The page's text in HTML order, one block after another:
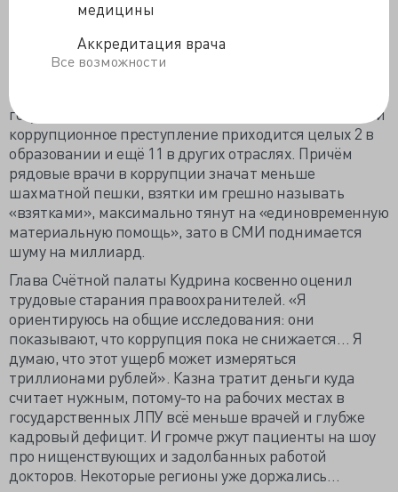
медицины
Аккредитация врача
Все возможности
беспокоит состояние и здоровье медработников,
Заместитель главы СК Игорь Краснов считает
поддерживающим всё прочее коррупционное в
государстве. На одно выявленное в здравоохранении
коррупционное преступление приходится целых 2 в
образовании и ещё 11 в других отраслях. Причём
рядовые врачи в коррупции значат меньше
шахматной пешки, взятки им грешно называть
«взятками», максимально тянут на «единовременную
материальную помощь», зато в СМИ поднимается
шуму на миллиард.
Глава Счётной палаты Кудрина косвенно оценил
трудовые старания правоохранителей. «Я
ориентируюсь на общие исследования: они
показывают, что коррупция пока не снижается… Я
думаю, что этот ущерб может измеряться
триллионами рублей». Казна тратит деньги куда
считает нужным, потому-то на рабочих местах в
государственных ЛПУ всё меньше врачей и глубже
кадровый дефицит. И громче ржут пациенты на шоу
про нищенствующих и задолбанных работой
докторов. Некоторые регионы уже доржались…